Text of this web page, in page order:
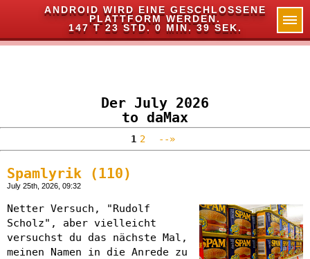
ANDROID WIRD EINE GESCHLOSSENE
PLATTFORM WERDEN.
147 T 23 STD. 0 MIN. 38 SEK.
✕
Der July 2026
to daMax
1 2 --»
Spamlyrik (110)
July 25th, 2026, 09:32
Netter Versuch, "Rudolf
Scholz", aber vielleicht
versuchst du das nächste Mal,
meinen Namen in die Anrede zu